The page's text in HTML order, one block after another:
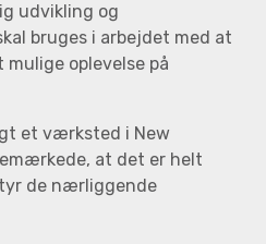
udvikling og
bruges i arbejdet med at
oplevelse på
et værksted i New
at det er helt
de nærliggende